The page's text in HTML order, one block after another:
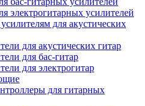
электрогитарных усилителей
для акустических
для акустических гитар
для бас-гитар
для электрогитар
для гитарных